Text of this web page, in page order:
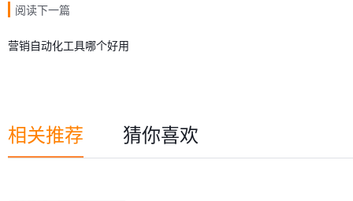
阅读下一篇
营销自动化工具哪个好用
相关推荐 猜你喜欢